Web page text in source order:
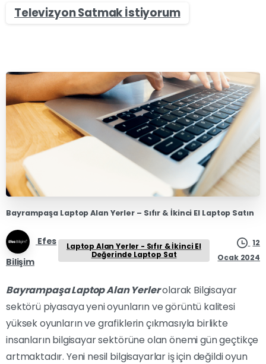
Televizyon Satmak İstiyorum
Bayrampaşa Laptop Alan Yerler – Sıfır & İkinci El Laptop Satın
Efes
Bilişim
Laptop Alan Yerler - Sıfır & İkinci El
Değerinde Laptop Sat
12
Ocak 2024
Bayrampaşa Laptop Alan Yerlerolarak Bilgisayar
sektörü piyasaya yeni oyunların ve görüntü kalitesi
yüksek oyunların ve grafiklerin çıkmasıyla birlikte
insanların bilgisayar sektörüne olan önemi gün geçtikçe
artmaktadır. Yeni nesil bilgisayarlar iş için değildi oyun